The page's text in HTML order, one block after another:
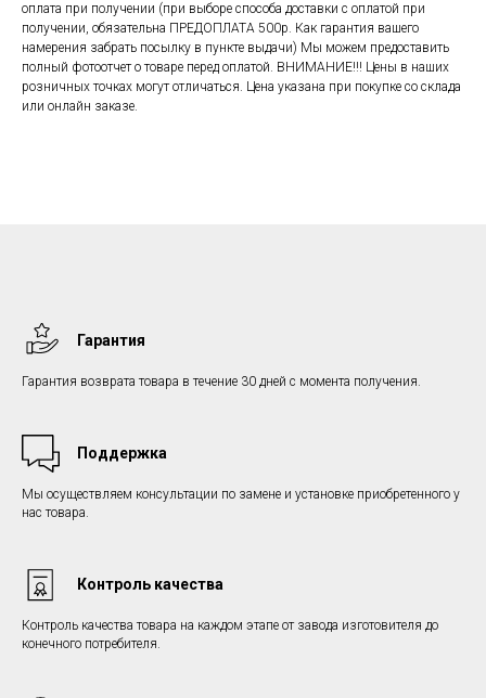
оплата при получении (при выборе способа доставки с оплатой при
получении, обязательна ПРЕДОПЛАТА 500р. Как гарантия вашего
намерения забрать посылку в пункте выдачи) Мы можем предоставить
полный фотоотчет о товаре перед оплатой. ВНИМАНИЕ!!! Цены в наших
розничных точках могут отличаться. Цена указана при покупке со склада
или онлайн заказе.
Гарантия
Гарантия возврата товара в течение 30 дней с момента получения.
Поддержка
Мы осуществляем консультации по замене и установке приобретенного у
нас товара.
Контроль качества
Контроль качества товара на каждом этапе от завода изготовителя до
конечного потребителя.